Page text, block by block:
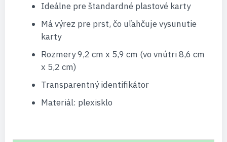
Ideálne pre štandardné plastové karty
Má výrez pre prst, čo uľahčuje vysunutie
karty
Rozmery 9,2 cm x 5,9 cm (vo vnútri 8,6 cm
x 5,2 cm)
Transparentný identifikátor
Materiál: plexisklo